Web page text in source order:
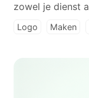
zowel je dienst
Logo Maken